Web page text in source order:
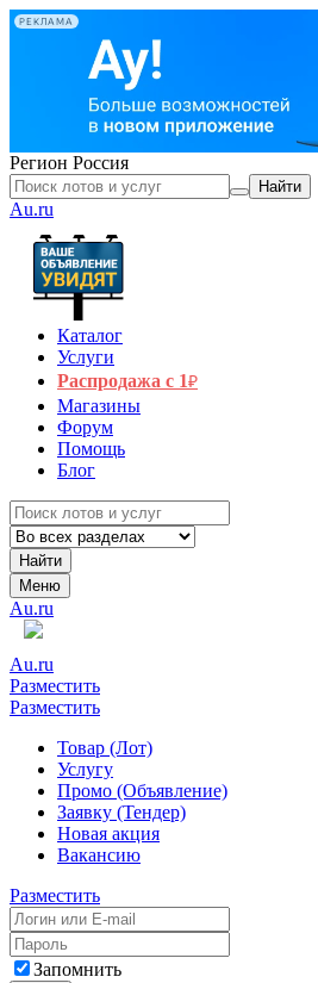
РЕКЛАМА
Регион Россия
Найти
Au.ru
Каталог
Услуги
Распродажа с 1₽
Магазины
Форум
Помощь
Блог
Найти
Меню
Au.ru
Au.ru
Разместить
Разместить
Товар (Лот)
Услугу
Промо (Объявление)
Заявку (Тендер)
Новая акция
Вакансию
Разместить
Запомнить